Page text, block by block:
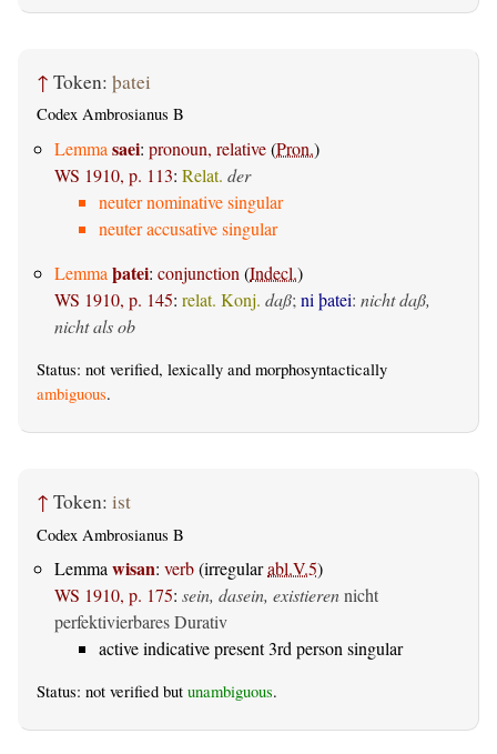
↑ Token: þatei
Codex Ambrosianus B
Lemma saei: pronoun, relative(Pron.)
WS 1910, p. 113: Relat. der
neuter nominative singular
neuter accusative singular
Lemma þatei: conjunction (Indecl.)
WS 1910, p. 145: relat. Konj. daß; ni þatei: nicht daß,
nicht als ob
Status: not verified, lexically and morphosyntactically
ambiguous.
↑ Token: ist
Codex Ambrosianus B
Lemma wisan: verb(irregularabl.V.5)
WS 1910, p. 175: sein, dasein, existierennicht
perfektivierbares Durativ
active indicative present 3rd person singular
Status: not verified but unambiguous.